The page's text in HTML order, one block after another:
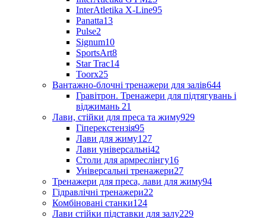
InterAtletika X-Line95
Panatta13
Pulse2
Signum10
SportsArt8
Star Trac14
Toorx25
Вантажно-блочні тренажери для залів644
Гравітрон. Тренажери для підтягувань і
віджимань 21
Лави, стійки для преса та жиму929
Гіперекстензія95
Лави для жиму127
Лави універсальні42
Столи для армреслінгу16
Універсальні тренажери27
Тренажери для преса, лави для жиму94
Гідравлічні тренажери22
Комбіновані станки124
Лави стійки підставки для залу229